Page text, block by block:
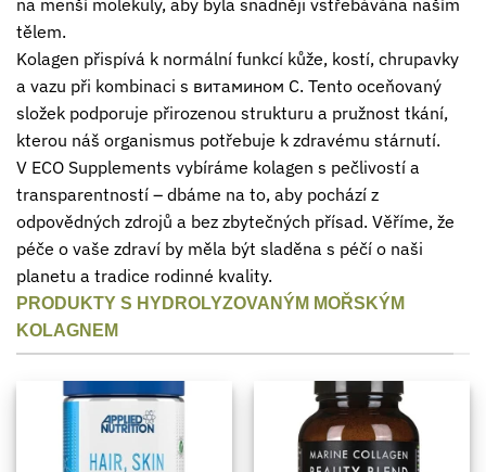
na menší molekuly, aby byla snadněji vstřebávána naším
tělem.
Kolagen přispívá k normální funkcí kůže, kostí, chrupavky
a vazu při kombinaci s витамином C. Tento oceňovaný
složek podporuje přirozenou strukturu a pružnost tkání,
kterou náš organismus potřebuje k zdravému stárnutí.
V ECO Supplements vybíráme kolagen s pečlivostí a
transparentností – dbáme na to, aby pochází z
odpovědných zdrojů a bez zbytečných přísad. Věříme, že
péče o vaše zdraví by měla být sladěna s péčí o naši
planetu a tradice rodinné kvality.
PRODUKTY S HYDROLYZOVANÝM MOŘSKÝM
KOLAGNEM